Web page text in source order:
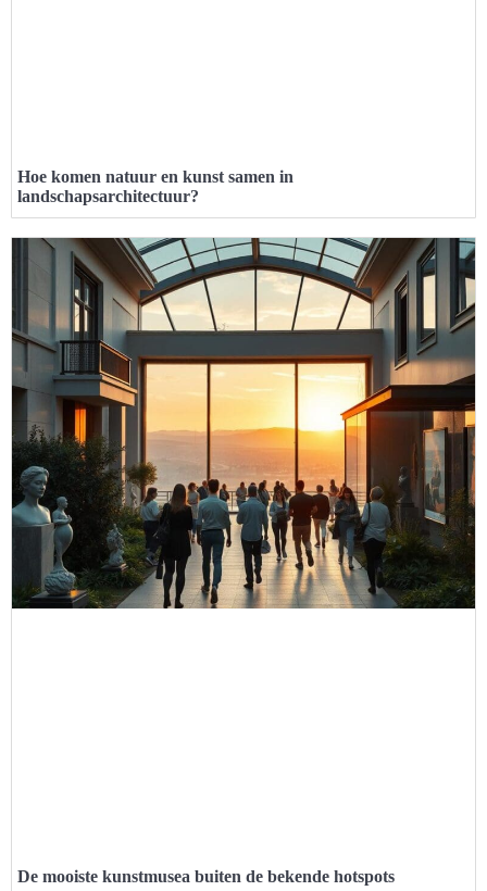
Hoe komen natuur en kunst samen in
landschapsarchitectuur?
De mooiste kunstmusea buiten de bekende hotspots